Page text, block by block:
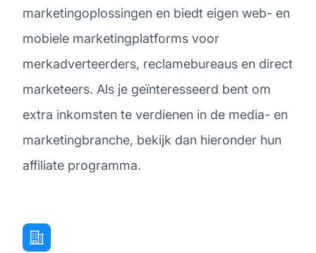
marketingoplossingen en biedt eigen web- en
mobiele marketingplatforms voor
merkadverteerders, reclamebureaus en direct
marketeers. Als je geïnteresseerd bent om
extra inkomsten te verdienen in de media- en
marketingbranche, bekijk dan hieronder hun
affiliate programma.